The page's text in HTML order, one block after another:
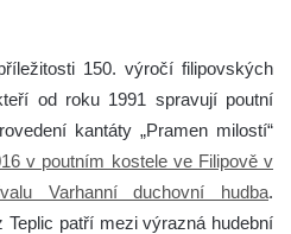
150. výročí filipovských
od roku 1991 spravují poutní
kantáty „Pramen milostí“
v poutním kostele ve Filipově v
Varhanní duchovní hudba.
Teplic patří mezi výrazná hudební